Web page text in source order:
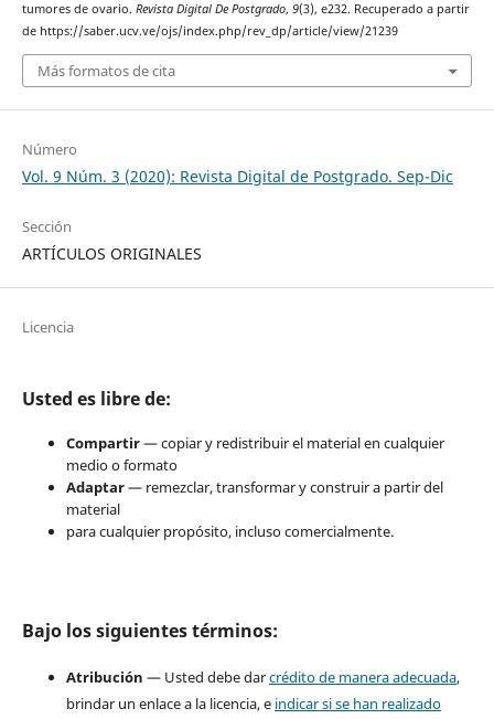
tumores de ovario. Revista Digital De Postgrado, 9(3), e232. Recuperado a partir
de https://saber.ucv.ve/ojs/index.php/rev_dp/article/view/21239
Más formatos de cita
Número
Vol. 9 Núm. 3 (2020): Revista Digital de Postgrado. Sep-Dic
Sección
ARTÍCULOS ORIGINALES
Licencia
Usted es libre de:
Compartir— copiar y redistribuir el material en cualquier
medio o formato
Adaptar— remezclar, transformar y construir a partir del
material
para cualquier propósito, incluso comercialmente.
Bajo los siguientes términos:
Atribución — Usted debe darcrédito de manera adecuada,
brindar un enlace a la licencia, e indicar si se han realizado